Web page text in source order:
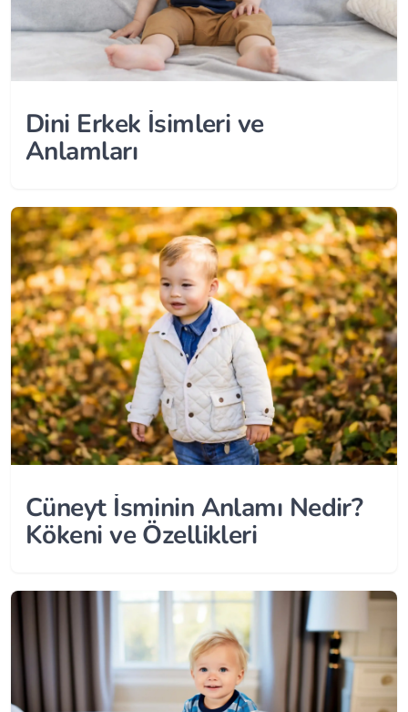
Dini Erkek İsimleri ve
Anlamları
Cüneyt İsminin Anlamı Nedir?
Kökeni ve Özellikleri